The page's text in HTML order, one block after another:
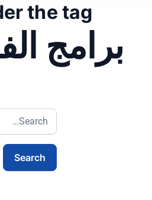
the tag:
برامج